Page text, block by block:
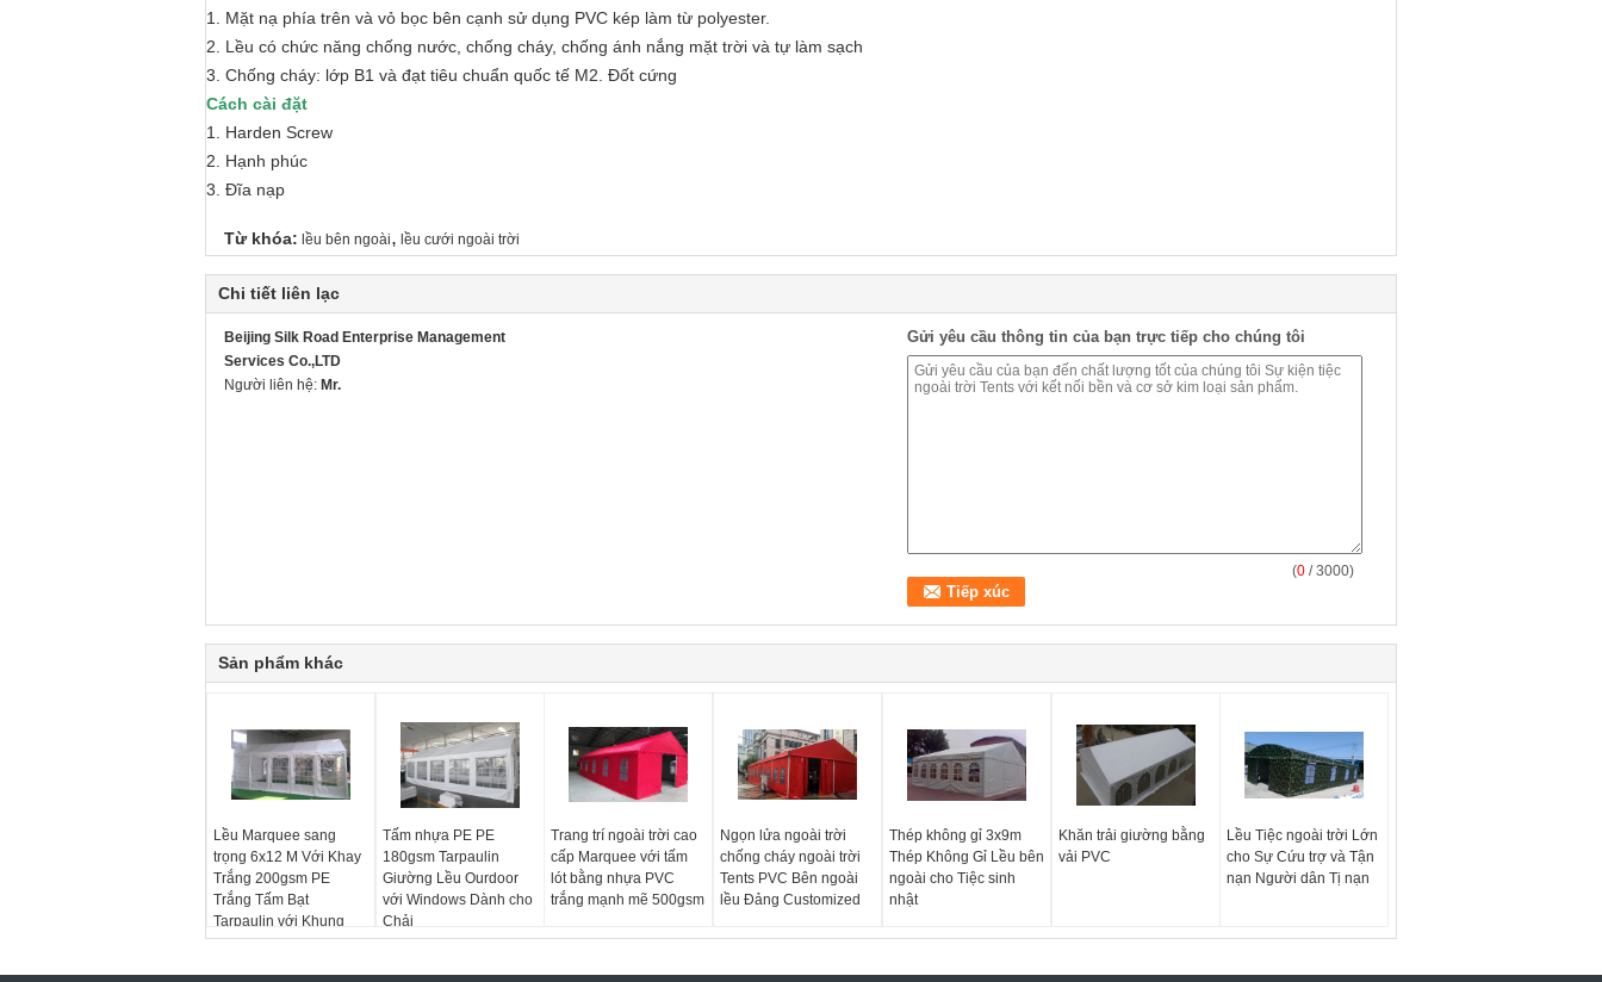
1. Mặt nạ phía trên và vỏ bọc bên cạnh sử dụng PVC kép làm từ polyester.
2. Lều có chức năng chống nước, chống cháy, chống ánh nắng mặt trời và tự làm sạch
3. Chống cháy: lớp B1 và ​​đạt tiêu chuẩn quốc tế M2. Đốt cứng
Cách cài đặt
1. Harden Screw
2. Hạnh phúc
3. Đĩa nạp
Từ khóa: lều bên ngoài, lều cưới ngoài trời
Chi tiết liên lạc
Beijing Silk Road Enterprise Management
Services Co.,LTD
Người liên hệ: Mr.
Gửi yêu cầu thông tin của bạn trực tiếp cho chúng tôi
(0 / 3000)
Sản phẩm khác
Lều Marquee sang
trọng 6x12 M Với Khay
Trắng 200gsm PE
Trắng Tấm Bạt
Tarpaulin với Khung
thép Thép mạ kẽm
Tấm nhựa PE PE
180gsm Tarpaulin
Giường Lều Ourdoor
với Windows Dành cho
Chải
Trang trí ngoài trời cao
cấp Marquee với tấm
lót bằng nhựa PVC
trắng mạnh mẽ 500gsm
Ngọn lửa ngoài trời
chống cháy ngoài trời
Tents PVC Bên ngoài
lều Đảng Customized
Thép không gỉ 3x9m
Thép Không Gỉ Lều bên
ngoài cho Tiệc sinh
nhật
Khăn trải giường bằng
vải PVC
Lều Tiệc ngoài trời Lớn
cho Sự Cứu trợ và Tận
nạn Người dân Tị nạn